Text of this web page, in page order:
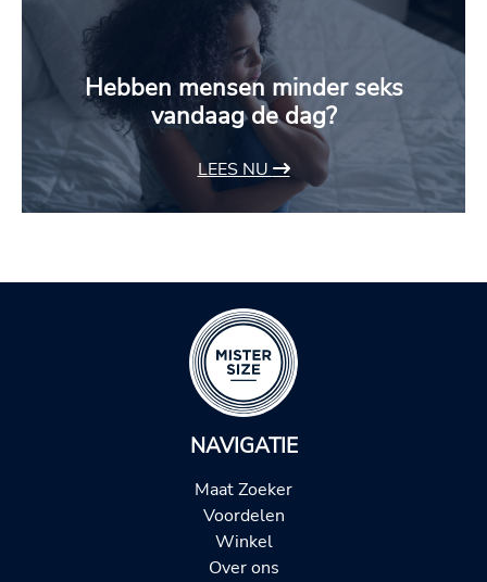
Hebben mensen minder seks
vandaag de dag?
LEES NU
NAVIGATIE
Maat Zoeker
Voordelen
Winkel
Over ons